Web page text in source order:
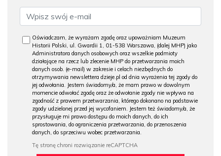
Oświadczam, że wyrażam zgodę oraz upoważniam Muzeum
Historii Polski, ul. Gwardii 1, 01-538 Warszawa, (dalej MHP) jako
Administratora danych osobowych oraz wszelkie podmioty
działające na rzecz lub zlecenie MHP do przetwarzania moich
danych osob. (e-mail) w zakresie i celach niezbędnych do
otrzymywania newslettera dzieje.pl od dnia wyrażenia tej zgody do
jej odwołania. Jestem świadomy/a, że mam prawo w dowolnym
momencie odwołać zgodę oraz że odwołanie zgody nie wpływa na
zgodność z prawem przetwarzania, którego dokonano na podstawie
zgody udzielonej przed jej wycofaniem. Jestem też świadomy/a, że
przysługuje mi prawo dostępu do moich danych, do ich
sprostowania, do ograniczenia przetwarzania, do przenoszenia
danych, do sprzeciwu wobec przetwarzania.